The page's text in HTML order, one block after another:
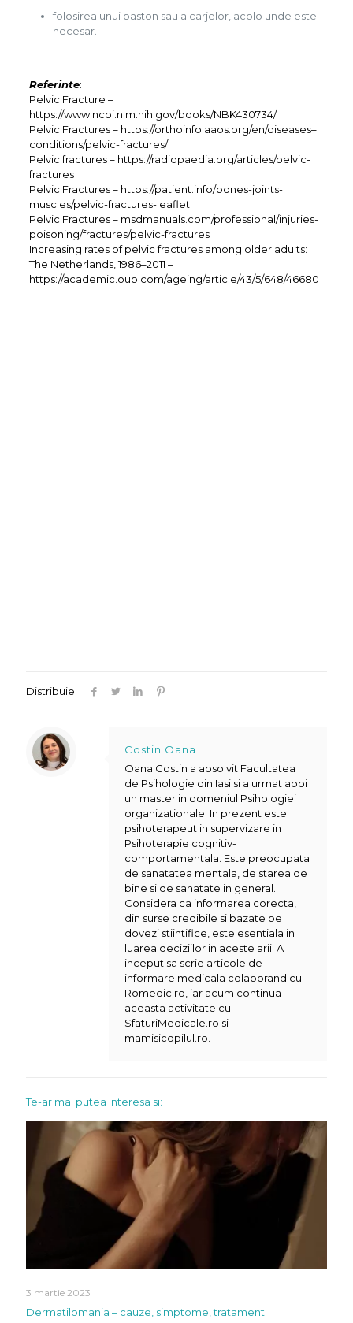
folosirea unui baston sau a carjelor, acolo unde este
necesar.
Referinte:
Pelvic Fracture –
https://www.ncbi.nlm.nih.gov/books/NBK430734/
Pelvic Fractures – https://orthoinfo.aaos.org/en/diseases–
conditions/pelvic-fractures/
Pelvic fractures – https://radiopaedia.org/articles/pelvic-
fractures
Pelvic Fractures – https://patient.info/bones-joints-
muscles/pelvic-fractures-leaflet
Pelvic Fractures – msdmanuals.com/professional/injuries-
poisoning/fractures/pelvic-fractures
Increasing rates of pelvic fractures among older adults:
The Netherlands, 1986–2011 –
https://academic.oup.com/ageing/article/43/5/648/46680
Distribuie
Costin Oana
Oana Costin a absolvit Facultatea
de Psihologie din Iasi si a urmat apoi
un master in domeniul Psihologiei
organizationale. In prezent este
psihoterapeut in supervizare in
Psihoterapie cognitiv-
comportamentala. Este preocupata
de sanatatea mentala, de starea de
bine si de sanatate in general.
Considera ca informarea corecta,
din surse credibile si bazate pe
dovezi stiintifice, este esentiala in
luarea deciziilor in aceste arii. A
inceput sa scrie articole de
informare medicala colaborand cu
Romedic.ro, iar acum continua
aceasta activitate cu
SfaturiMedicale.ro si
mamisicopilul.ro.
Te-ar mai putea interesa si:
3 martie 2023
Dermatilomania – cauze, simptome, tratament